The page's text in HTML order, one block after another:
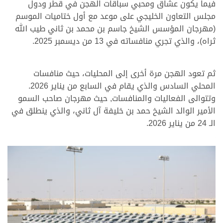
فيما يكون عشاق ومحبي سباقات الهجن في قطر ودول
مجلس التعاون الخليجي على موعد مع أول ختاميات الموسم
(مهرجان المؤسس الشيخ جاسم بن محمد بن ثاني طيب الله
ثراه)، والذي تجري منافساته في 13 من ديسمبر 2025.
ثم تعود الهجن مرة أخرى إلى المحليات، حيث منافسات
المحلي السادس والذي يقام في السابع من يناير 2026.
وتتوالى الفعاليات والمنافسات, حيث مهرجان صاحب السمو
الأمير الوالد الشيخ حمد بن خليفة آل ثاني، والذي ينطلق في
الـ 24 من يناير 2026.